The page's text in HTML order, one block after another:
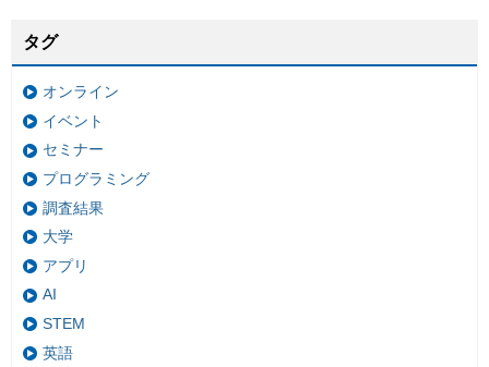
タグ
オンライン
イベント
セミナー
プログラミング
調査結果
大学
アプリ
AI
STEM
英語